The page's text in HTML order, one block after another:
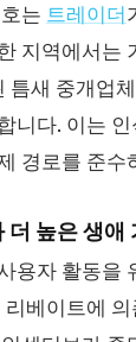
는 트레이더
지역에서는
틈새 중개업
니다. 이는
경로를 준수
더 높은 생애
용자 활동을
베이트에